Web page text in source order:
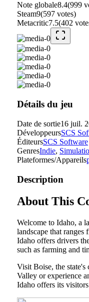
Note globale8.4(999
Steam9(597 votes)
Metacritic7.5(402
Détails du jeu
Date de sortie16 juil.
DéveloppeursSCS
ÉditeursSCS Software
GenresIndie,
Plateformes/Appareils
Description
About This
Welcome to Idaho, a
landscape that
Idaho offers drivers
such as farming and
Visit Boise, the
Valley or experience
Idaho offers its